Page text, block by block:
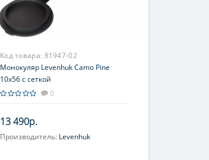
Код товара: 81947-02
Монокуляр Levenhuk Camo Pine
10x56 с сеткой
0
13 490р.
Производитель: Levenhuk